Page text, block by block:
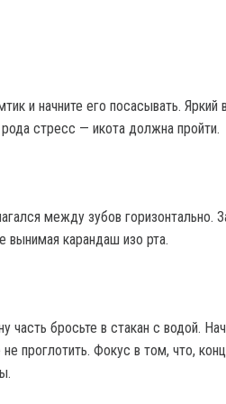
и начните его посасывать. Яркий
стресс — икота должна пройти.
между зубов горизонтально.
вынимая карандаш изо рта.
часть бросьте в стакан с водой.
проглотить. Фокус в том, что,